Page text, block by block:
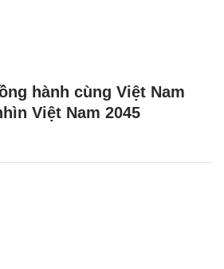
hành cùng Việt Nam
Việt Nam 2045